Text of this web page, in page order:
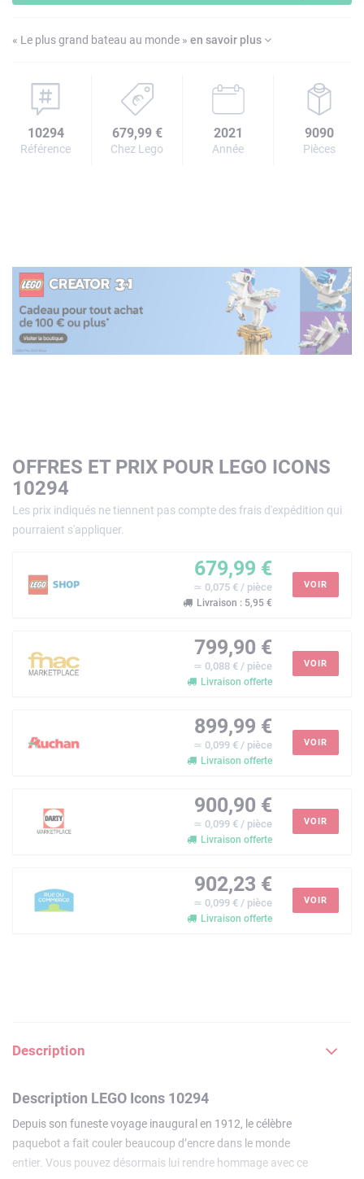
« Le plus grand bateau au monde » en savoir plus
10294
Référence
679,99 €
Chez Lego
2021
Année
9090
Pièces
OFFRES ET PRIX POUR LEGO ICONS
10294
Les prix indiqués ne tiennent pas compte des frais d'expédition qui
pourraient s'appliquer.
679,99 €
≃ 0,075 € / pièce
Livraison : 5,95 €
VOIR
799,90 €
≃ 0,088 € / pièce
Livraison offerte
VOIR
899,99 €
≃ 0,099 € / pièce
Livraison offerte
VOIR
900,90 €
≃ 0,099 € / pièce
Livraison offerte
VOIR
902,23 €
≃ 0,099 € / pièce
Livraison offerte
VOIR
Description
Description LEGO Icons 10294
Depuis son funeste voyage inaugural en 1912, le célèbre
paquebot a fait couler beaucoup d’encre dans le monde
entier. Vous pouvez désormais lui rendre hommage avec ce